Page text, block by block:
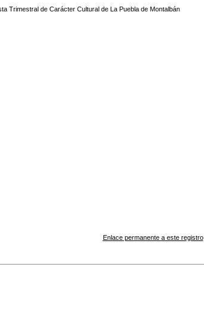
Trimestral de Carácter Cultural de La Puebla de Montalbán
Enlace permanente a este registro